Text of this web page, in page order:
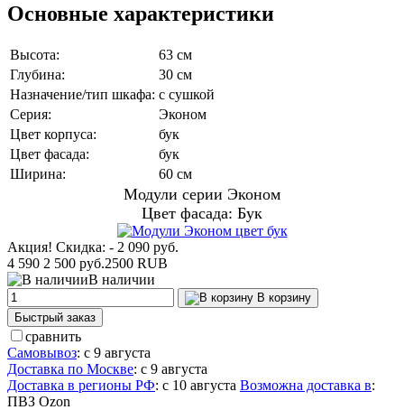
Основные характеристики
Высота:
63 см
Глубина:
30 см
Назначение/тип шкафа: с сушкой
Серия:
Эконом
Цвет корпуса:
бук
Цвет фасада:
бук
Ширина:
60 см
Модули серии Эконом
Цвет фасада: Бук
Акция! Скидка: - 2 090 руб.
4 590 2 500 руб.2500 RUB
В наличии
В корзину
Быстрый заказ
сравнить
Самовывоз: с 9 августа
Доставка по Москве: с 9 августа
Доставка в регионы РФ: с 10 августа Возможна доставка в:
ПВЗ Ozon